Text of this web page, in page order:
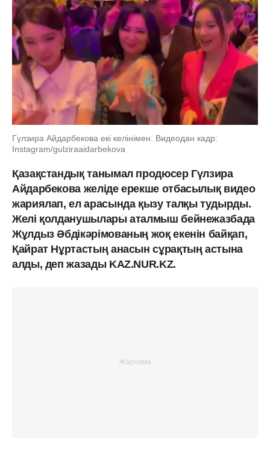
Гүлзира Айдарбекова екі келінімен. Видеодан кадр:
Instagram/gulziraaidarbekova
Қазақстандық танымал продюсер Гүлзира
Айдарбекова желіде ерекше отбасылық видео
жариялап, ел арасында қызу талқы тудырды.
Желі қолданушылары аталмыш бейнежазбада
Жұлдыз Әбдікәрімованың жоқ екенін байқап,
Қайрат Нұртастың анасын сұрақтың астына
алды, деп жазады KAZ.NUR.KZ.